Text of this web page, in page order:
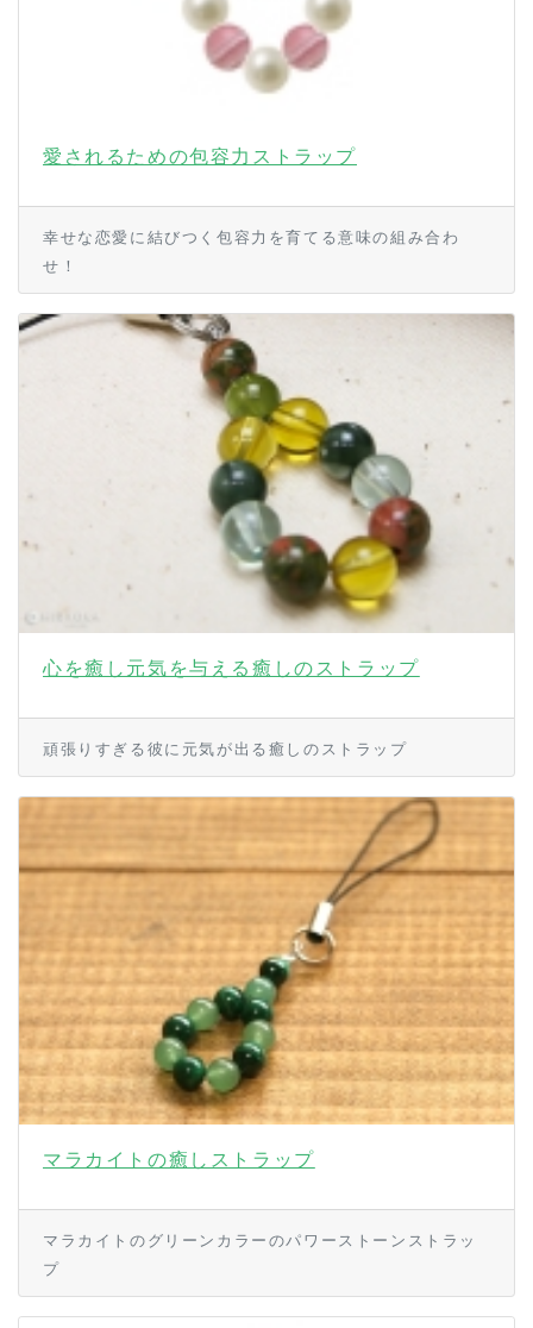
愛されるための包容力ストラップ
幸せな恋愛に結びつく包容力を育てる意味の組み合わ
せ！
心を癒し元気を与える癒しのストラップ
頑張りすぎる彼に元気が出る癒しのストラップ
マラカイトの癒しストラップ
マラカイトのグリーンカラーのパワーストーンストラッ
プ